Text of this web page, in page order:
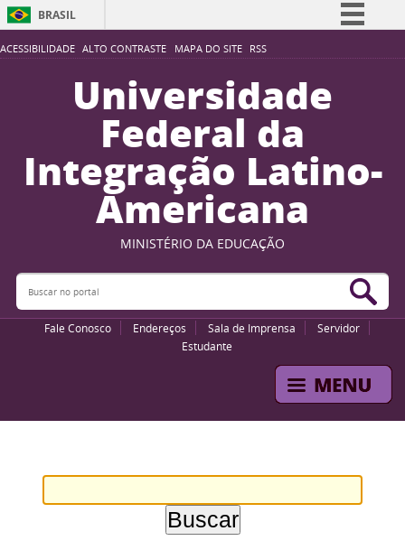
ACESSIBILIDADE ALTO CONTRASTE MAPA DO SITE RSS
BRASIL
Simplifique!
Participe
Acesso à informação
Legislação
Canais
Universidade
Federal da
Integração Latino-
Americana
MINISTÉRIO DA EDUCAÇÃO
Buscar no portal
Fale Conosco Endereços Sala de Imprensa
Servidor
Estudante